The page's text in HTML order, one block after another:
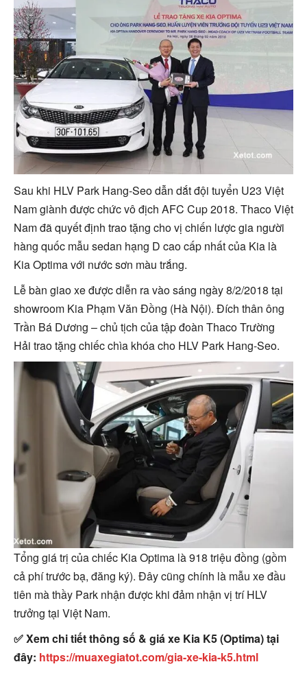
Sau khi HLV Park Hang-Seo dẫn dắt đội tuyển U23 Việt
Nam giành được chức vô địch AFC Cup 2018. Thaco Việt
Nam đã quyết định trao tặng cho vị chiến lược gia người
hàng quốc mẫu sedan hạng D cao cấp nhất của Kia là
Kia Optima với nước sơn màu trắng.
Lễ bàn giao xe được diễn ra vào sáng ngày 8/2/2018 tại
showroom Kia Phạm Văn Đồng (Hà Nội). Đích thân ông
Trần Bá Dương – chủ tịch của tập đoàn Thaco Trường
Hải trao tặng chiếc chìa khóa cho HLV Park Hang-Seo.
Tổng giá trị của chiếc Kia Optima là 918 triệu đồng (gồm
cả phí trước bạ, đăng ký). Đây cũng chính là mẫu xe đầu
tiên mà thầy Park nhận được khi đảm nhận vị trí HLV
trưởng tại Việt Nam.
✅ Xem chi tiết thông số & giá xe Kia K5 (Optima) tại
đây: https://muaxegiatot.com/gia-xe-kia-k5.html